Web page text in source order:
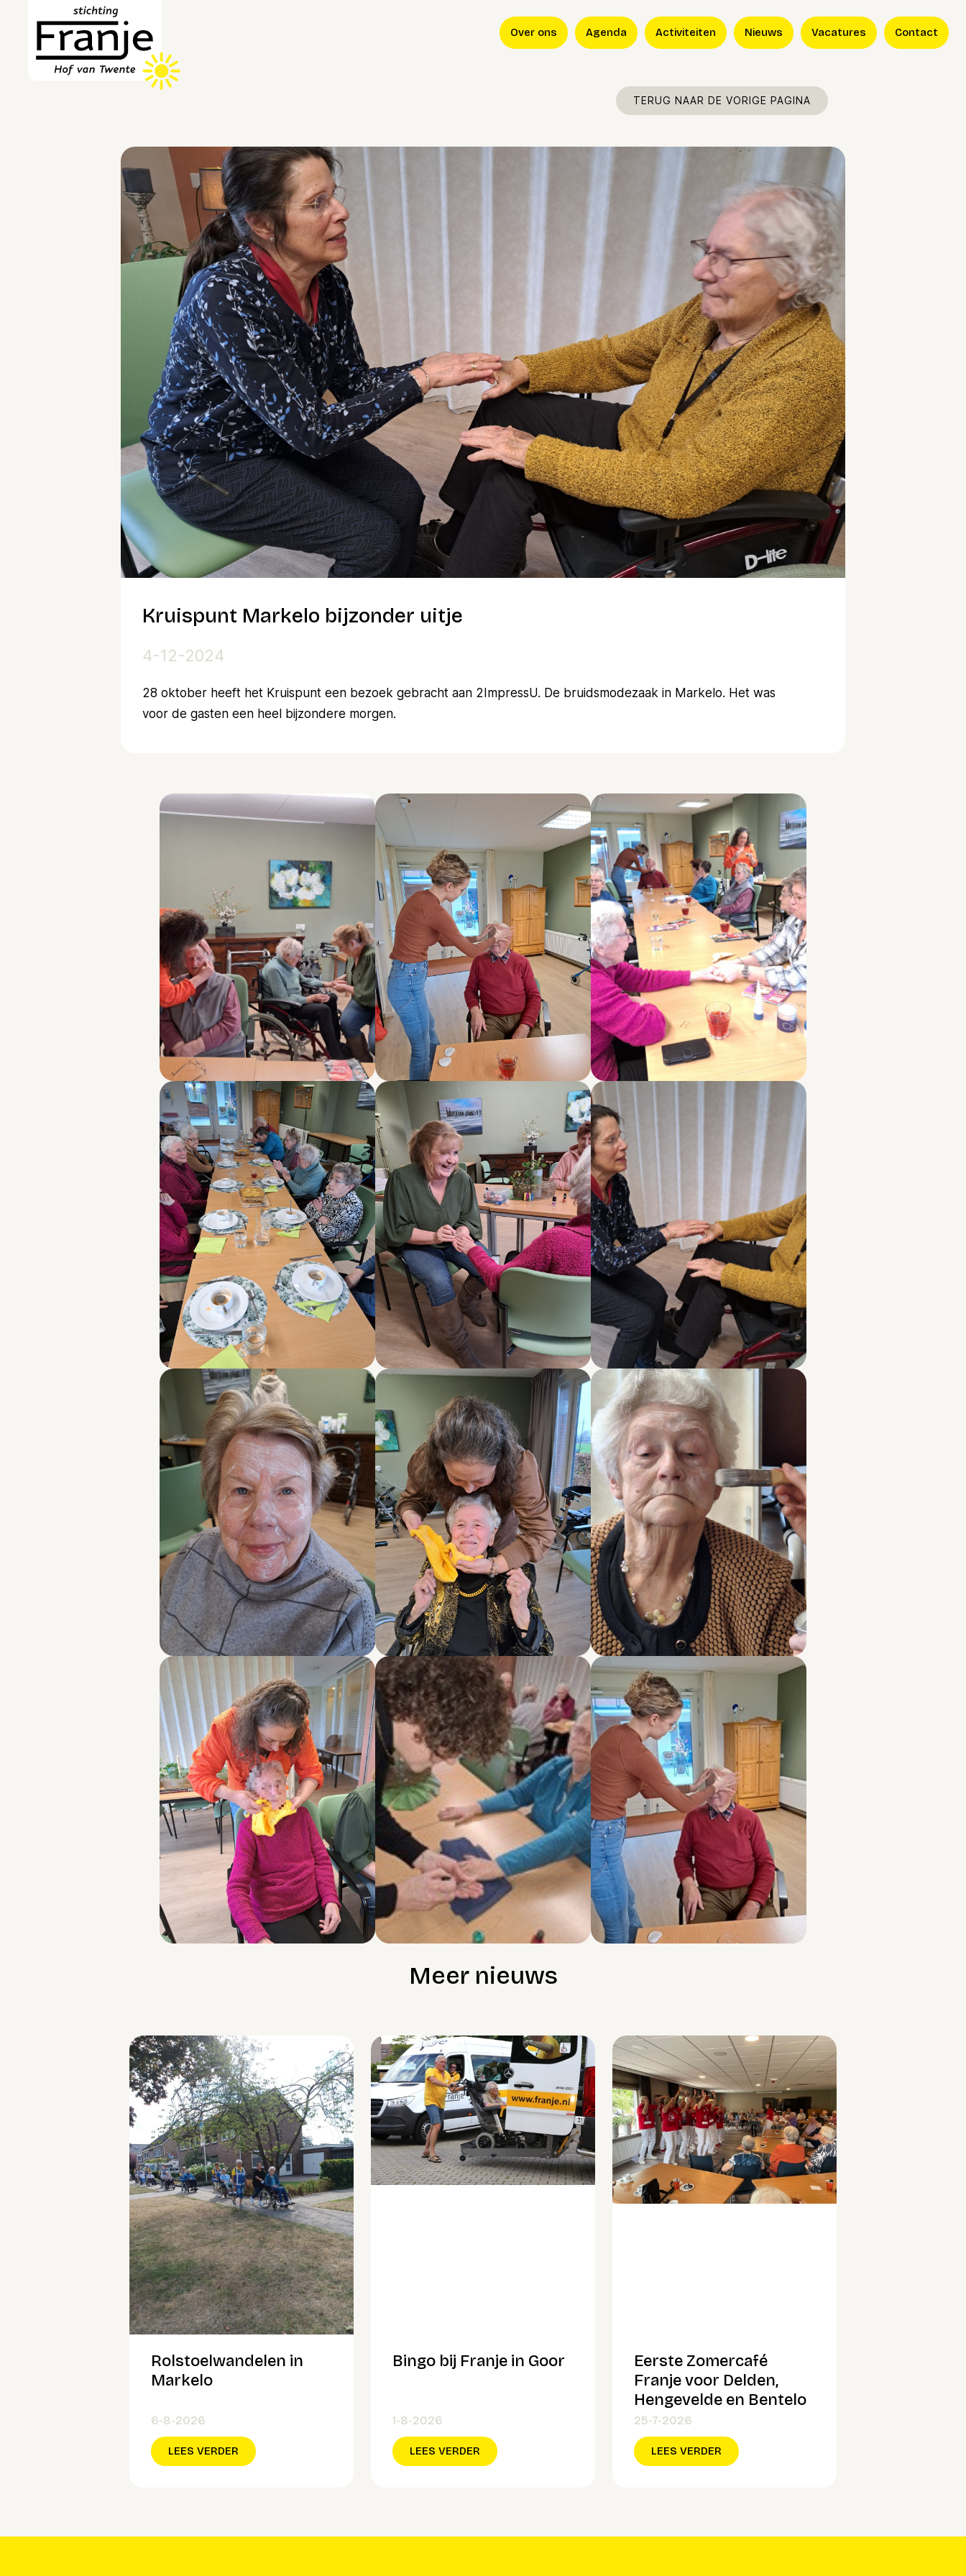
Over ons Agenda Activiteiten Nieuws Vacatures Contact
TERUG NAAR DE VORIGE PAGINA
Kruispunt Markelo bijzonder uitje
4-12-2024
28 oktober heeft het Kruispunt een bezoek gebracht aan 2ImpressU. De bruidsmodezaak in Markelo. Het was
voor de gasten een heel bijzondere morgen.
Meer nieuws
Rolstoelwandelen in
Markelo
6-8-2026
LEES VERDER
Bingo bij Franje in Goor
1-8-2026
LEES VERDER
Eerste Zomercafé
Franje voor Delden,
Hengevelde en Bentelo
25-7-2026
LEES VERDER